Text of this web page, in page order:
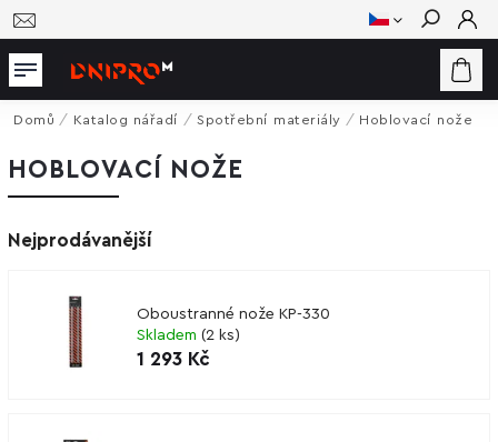
Hledat
Domů / Katalog nářadí / Spotřební materiály / Hoblovací nože
HOBLOVACÍ NOŽE
Nejprodávanější
Oboustranné nože KP-330
Skladem (2 ks)
1 293 Kč